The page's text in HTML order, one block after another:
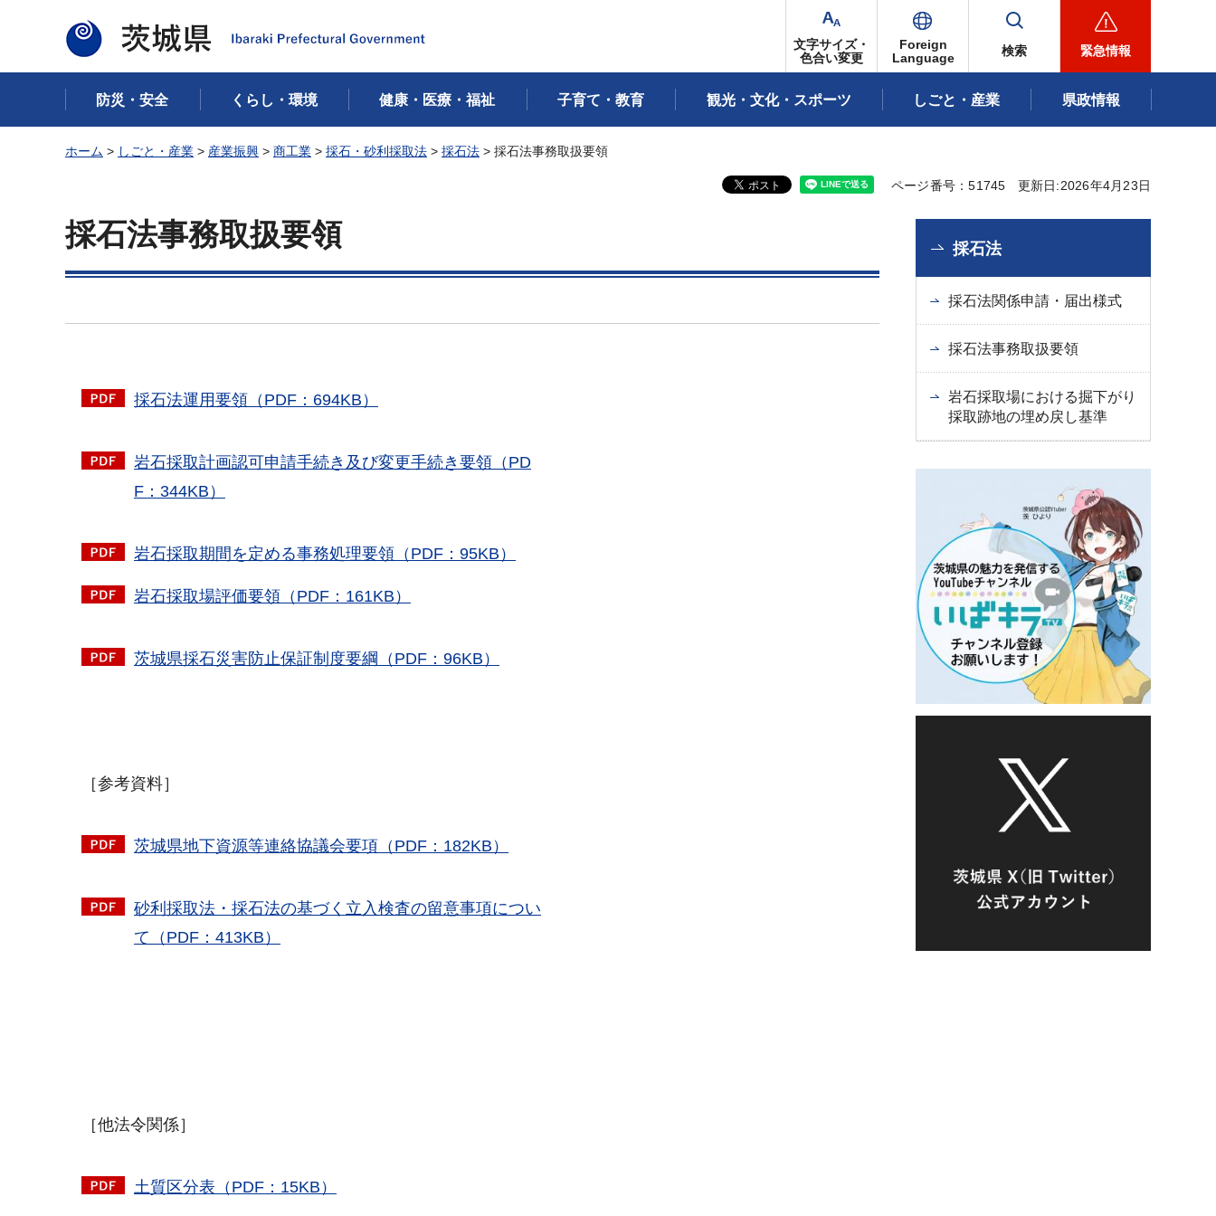
茨城県
文字サイズ・
色合い変更
Foreign
Language
検索 緊急情報
防災・安全 くらし・環境 健康・医療・福祉 子育て・教育 観光・文化・スポーツ しごと・産業 県政情報
ホーム > しごと・産業 > 産業振興 > 商工業 > 採石・砂利採取法 > 採石法 > 採石法事務取扱要領
ページ番号：51745 更新日:2026年4月23日
採石法事務取扱要領
採石法運用要領（PDF：694KB）
岩石採取計画認可申請手続き及び変更手続き要領（PD
F：344KB）
岩石採取期間を定める事務処理要領（PDF：95KB）
岩石採取場評価要領（PDF：161KB）
茨城県採石災害防止保証制度要綱（PDF：96KB）
［参考資料］
茨城県地下資源等連絡協議会要項（PDF：182KB）
砂利採取法・採石法の基づく立入検査の留意事項につい
て（PDF：413KB）
［他法令関係］
土質区分表（PDF：15KB）
採石法
採石法関係申請・届出様式
採石法事務取扱要領
岩石採取場における掘下がり
採取跡地の埋め戻し基準